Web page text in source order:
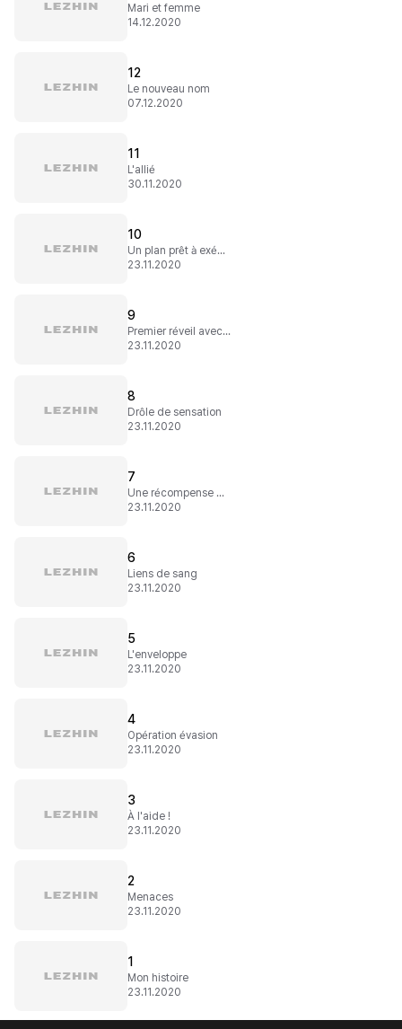
Mari et femme
14.12.2020
12
Le nouveau nom
07.12.2020
11
L'allié
30.11.2020
10
Un plan prêt à exécution
23.11.2020
9
Premier réveil avec le directeur
23.11.2020
8
Drôle de sensation
23.11.2020
7
Une récompense de valeur
23.11.2020
6
Liens de sang
23.11.2020
5
L'enveloppe
23.11.2020
4
Opération évasion
23.11.2020
3
À l'aide !
23.11.2020
2
Menaces
23.11.2020
1
Mon histoire
23.11.2020